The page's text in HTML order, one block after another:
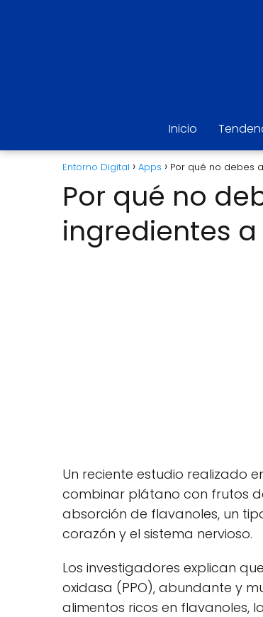
Inicio
Entorno Digital Apps Por qué no debes
Por qué no
ingredientes
Un reciente estudio realizado
combinar plátano con frutos
absorción de flavanoles, un
corazón y el sistema nervioso.
Los investigadores explican
oxidasa (PPO), abundante y
alimentos ricos en flavanoles,